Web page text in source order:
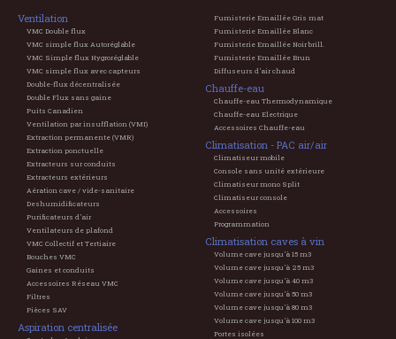
Ventilation
VMC Double flux
VMC simple flux Autoréglable
VMC Simple flux Hygroréglable
VMC simple flux avec capteurs
Double-flux décentralisée
Double Flux sans gaine
Puits Canadien
Ventilation par insufflation (VMI)
Extraction permanente (VMR)
Extraction ponctuelle
Extracteurs sur conduits
Extracteurs extérieurs
Aération cave / vide-sanitaire
Deshumidificateurs
Purificateurs d'air
Ventilateurs de plafond
VMC Collectif et Tertiaire
Bouches VMC
Gaines et conduits
Accessoires Réseau VMC
Filtres
Pièces SAV
Aspiration centralisée
Fumisterie Emaillée Gris mat
Fumisterie Emaillée Blanc
Fumisterie Emaillée Noir brill.
Fumisterie Emaillée Brun
Diffuseurs d'air chaud
Chauffe-eau
Chauffe-eau Thermodynamique
Chauffe-eau Electrique
Accessoires Chauffe-eau
Climatisation - PAC air/air
Climatiseur mobile
Console sans unité extérieure
Climatiseur mono Split
Climatiseur console
Accessoires
Programmation
Climatisation caves à vin
Volume cave jusqu'à 15 m3
Volume cave jusqu'à 25 m3
Volume cave jusqu'à 40 m3
Volume cave jusqu'à 50 m3
Volume cave jusqu'à 80 m3
Volume cave jusqu'à 100 m3
Portes isolées